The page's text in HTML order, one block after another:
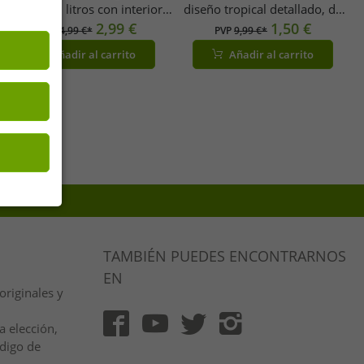
cm y 1,25 litros con interior
vitrificado – apto para
inducción – Burdeos
PVP 14,99 €* 2,99 €
Añadir al carrito
diseño tropical detallado, de
melamina, 23,5 cm x 14 cm,
azul oscuro
PVP9,99 €* 1,50 €
Añadir al carrito
y
elección,
de
TAMBIÉN PUEDES ENCONTRARNOS
EN